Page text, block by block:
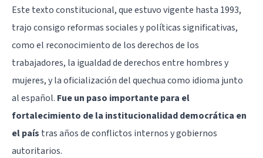
Este texto constitucional, que estuvo vigente hasta 1993,
trajo consigo reformas sociales y políticas significativas,
como el reconocimiento de los derechos de los
trabajadores, la igualdad de derechos entre hombres y
mujeres, y la oficialización del quechua como idioma junto
al español. Fue un paso importante para el
fortalecimiento de la institucionalidad democrática en
el país tras años de conflictos internos y gobiernos
autoritarios.